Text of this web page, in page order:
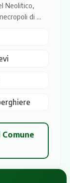
Neolitico,
di ...